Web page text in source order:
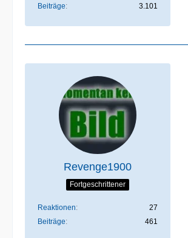
Beiträge
3.101
Revenge1900
Fortgeschrittener
Reaktionen
27
Beiträge
461